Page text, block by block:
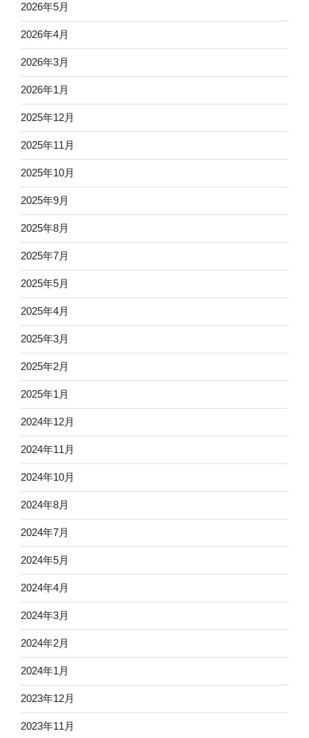
2026年5月
2026年4月
2026年3月
2026年1月
2025年12月
2025年11月
2025年10月
2025年9月
2025年8月
2025年7月
2025年5月
2025年4月
2025年3月
2025年2月
2025年1月
2024年12月
2024年11月
2024年10月
2024年8月
2024年7月
2024年5月
2024年4月
2024年3月
2024年2月
2024年1月
2023年12月
2023年11月